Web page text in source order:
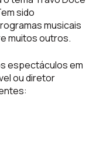
sido
musicais
muitos outros.
espectáculos em
ou diretor